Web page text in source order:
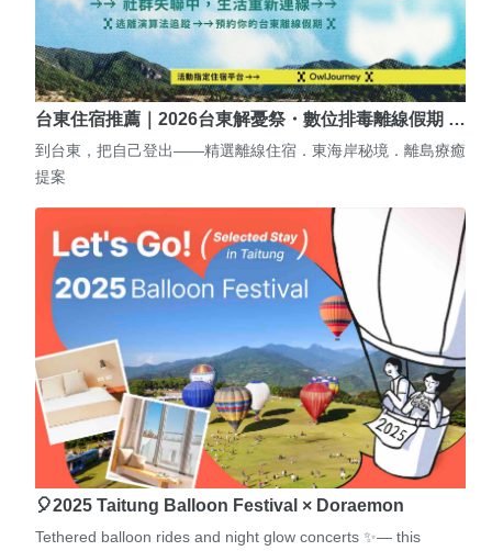
台東住宿推薦｜2026台東解憂祭・數位排毒離線假期 …
到台東，把自己登出——精選離線住宿．東海岸秘境．離島療癒
提案
🎈2025 Taitung Balloon Festival × Doraemon
Tethered balloon rides and night glow concerts ✨— this